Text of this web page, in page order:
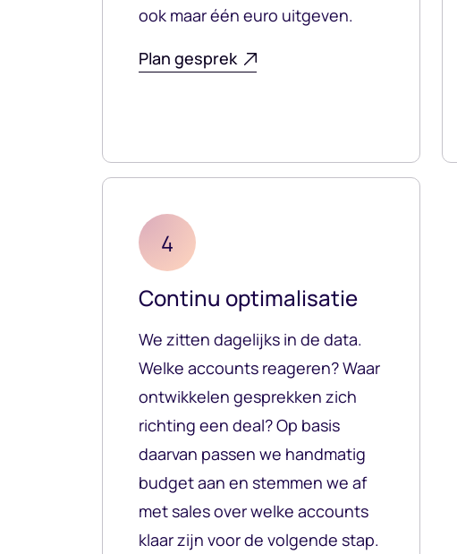
ook maar één euro uitgeven.
Plan gesprek
4
Continu optimalisatie
We zitten dagelijks in de data.
Welke accounts reageren? Waar
ontwikkelen gesprekken zich
richting een deal? Op basis
daarvan passen we handmatig
budget aan en stemmen we af
met sales over welke accounts
klaar zijn voor de volgende stap.